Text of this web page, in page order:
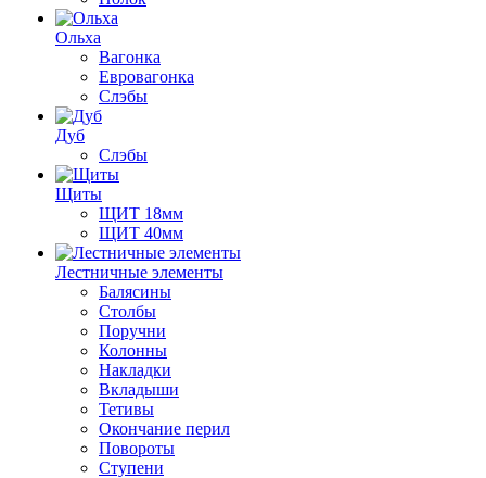
Ольха
Вагонка
Евровагонка
Слэбы
Дуб
Слэбы
Щиты
ЩИТ 18мм
ЩИТ 40мм
Лестничные элементы
Балясины
Столбы
Поручни
Колонны
Накладки
Вкладыши
Тетивы
Окончание перил
Повороты
Ступени